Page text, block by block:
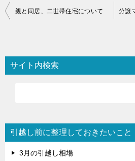
投
ビ
ゲ
ョ
ン
親と同居、二世帯住宅について
サイト内検索
引越し前に整理しておきたいこと
3月の引越し相場